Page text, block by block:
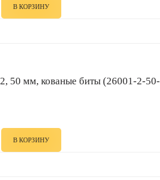
В КОРЗИНУ
PH2, 50 мм, кованые биты (26001-2-
В КОРЗИНУ